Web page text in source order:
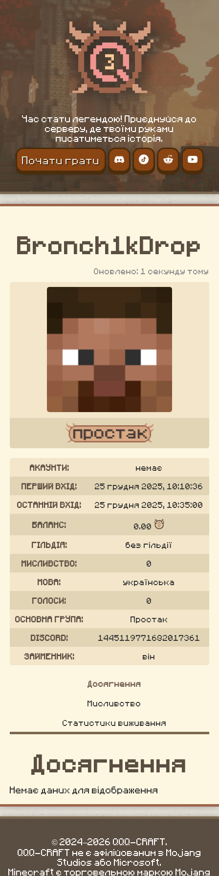
Час стати легендою! Приєднуйся до
серверу, де твоїми руками
писатиметься історія.
Почати грати
Bronch1kDrop
Оновлено: 1 секунду тому
АКАУНТИ: немає
ПЕРШИЙ ВХІД: 25 грудня 2025, 10:10:36
ОСТАННІЙ ВХІД: 25 грудня 2025, 10:35:00
БАЛАНС: 0.00
ГІЛЬДІЯ: без гільдії
МИСЛИВСТВО: 0
МОВА: українська
ГОЛОСИ: 0
ОСНОВНА ГРУПА: Простак
DISCORD: 1445119771682017361
ЗАЙМЕННИК: він
Досягнення
Мисливство
Статистики виживання
Досягнення
Немає даних для відображення
© 2024–2026 QQQ-CRAFT.
QQQ-CRAFT не є афілійованим з Mojang
Studios або Microsoft.
Minecraft є торговельною маркою Mojang